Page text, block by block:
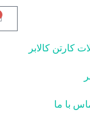
کالابر
با ما